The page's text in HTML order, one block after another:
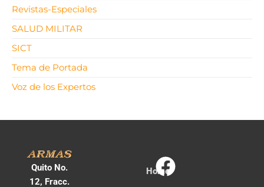
Revistas-Especiales
SALUD MILITAR
SICT
Tema de Portada
Voz de los Expertos
Quito No.
12, Fracc.
Home